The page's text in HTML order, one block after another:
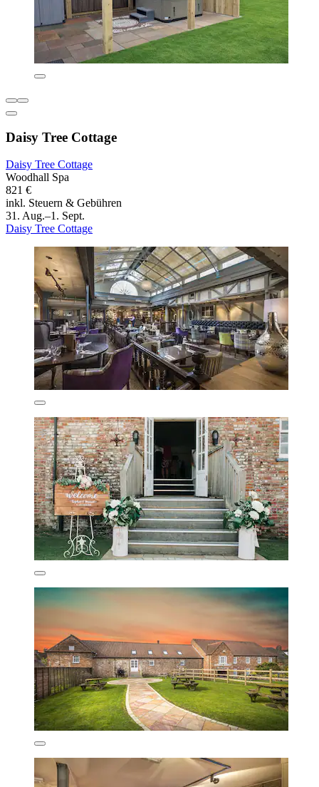
Daisy Tree Cottage
Daisy Tree Cottage
Woodhall Spa
821 €
inkl. Steuern & Gebühren
31. Aug.–1. Sept.
Daisy Tree Cottage